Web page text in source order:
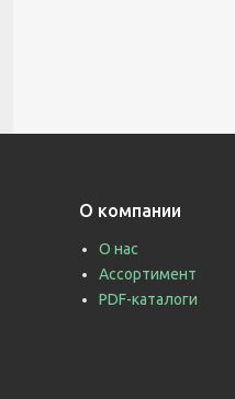
О компании
О нас
Ассортимент
PDF-каталоги